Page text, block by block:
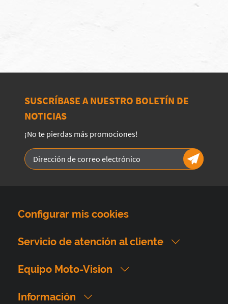
SUSCRÍBASE A NUESTRO BOLETÍN DE
NOTICIAS
¡No te pierdas más promociones!
Configurar mis cookies
Servicio de atención al cliente
Equipo Moto-Vision
Información